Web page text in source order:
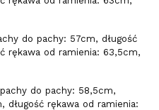
do pachy: 57cm, długość
rękawa od ramienia: 63,5cm,
do pachy: 58,5cm,
długość rękawa od ramienia: